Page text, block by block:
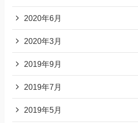
2020年6月
2020年3月
2019年9月
2019年7月
2019年5月